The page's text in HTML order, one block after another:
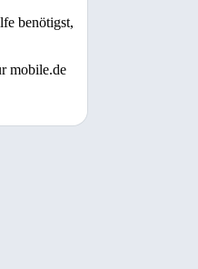
benötigst,
mobile.de